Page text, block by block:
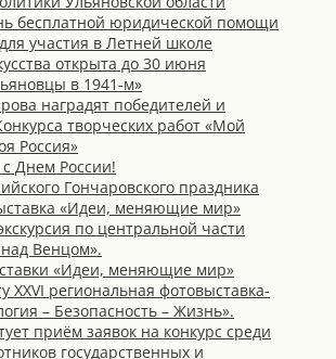
бесплатной юридической помощи
участия в Летней школе
открыта до 30 июня
в 1941-м»
наградят победителей и
творческих работ «Мой
Россия»
Днем России!
Гончаровского праздника
«Идеи, меняющие мир»
по центральной части
Венцом».
«Идеи, меняющие мир»
XXVI региональная фотовыставка-
– Безопасность – Жизнь».
приём заявок на конкурс среди
государственных и